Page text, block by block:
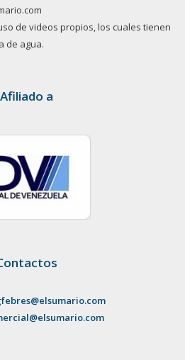
de videos propios, los cuales tienen
de agua.
Afiliado a